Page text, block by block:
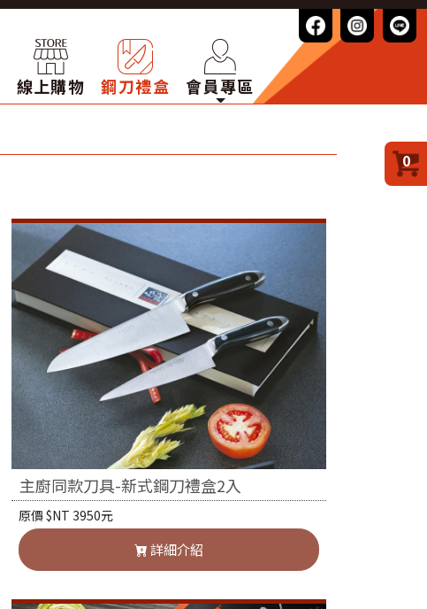
線上購物 鋼刀禮盒 會員專區
0
主廚同款刀具-新式鋼刀禮盒2入
原價 $NT 3950元
詳細介紹